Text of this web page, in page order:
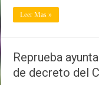
Leer Mas »
Reprueba
de decreto del